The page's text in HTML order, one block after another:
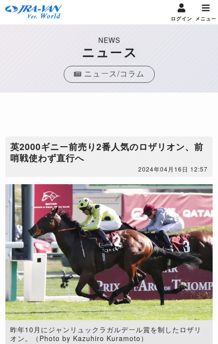
ログイン メニュー
NEWS
ニュース
ニュース/コラム
英2000ギニー前売り2番人気のロザリオン、前
哨戦使わず直行へ
2024年04月16日 12:57
昨年10月にジャンリュックラガルデール賞を制したロザリ
オン。（Photo by Kazuhiro Kuramoto）